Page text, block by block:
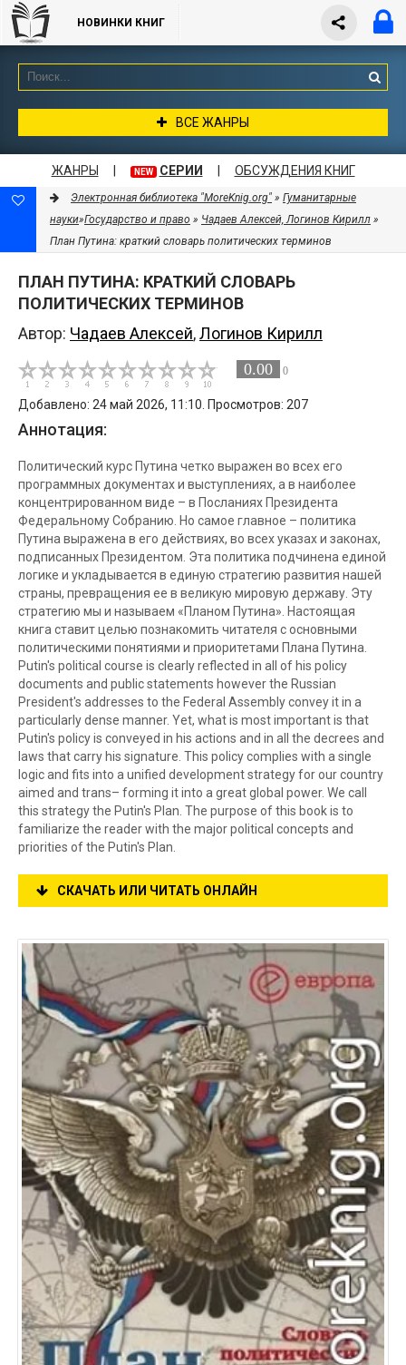
НОВИНКИ КНИГ
ВСЕ ЖАНРЫ
ЖАНРЫ NEW СЕРИИ ОБСУЖДЕНИЯ КНИГ
Электронная библиотека "MoreKnig.org" » Гуманитарные
науки»Государство и право » Чадаев Алексей, Логинов Кирилл »
План Путина: краткий словарь политических терминов
ПЛАН ПУТИНА: КРАТКИЙ СЛОВАРЬ
ПОЛИТИЧЕСКИХ ТЕРМИНОВ
Автор: Чадаев Алексей,Логинов Кирилл
0.00 0
Добавлено: 24 май 2026, 11:10. Просмотров: 207
Аннотация:
Политический курс Путина четко выражен во всех его
программных документах и выступлениях, а в наиболее
концентрированном виде – в Посланиях Президента
Федеральному Собранию. Но самое главное – политика
Путина выражена в его действиях, во всех указах и законах,
подписанных Президентом. Эта политика подчинена единой
логике и укладывается в единую стратегию развития нашей
страны, превращения ее в великую мировую державу. Эту
стратегию мы и называем «Планом Путина». Настоящая
книга ставит целью познакомить читателя с основными
политическими понятиями и приоритетами Плана Путина.
Putin's political course is clearly reflected in all of his policy
documents and public statements however the Russian
President's addresses to the Federal Assembly convey it in a
particularly dense manner. Yet, what is most important is that
Putin's policy is conveyed in his actions and in all the decrees and
laws that carry his signature. This policy complies with a single
logic and fits into a unified development strategy for our country
aimed and trans– forming it into a great global power. We call
this strategy the Putin's Plan. The purpose of this book is to
familiarize the reader with the major political concepts and
priorities of the Putin's Plan.
СКАЧАТЬ ИЛИ ЧИТАТЬ ОНЛАЙН